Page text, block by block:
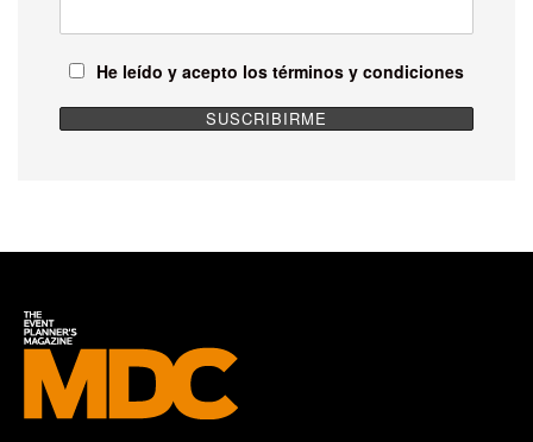
He leído y acepto los términos y condiciones